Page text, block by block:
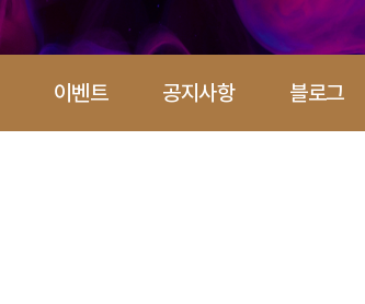
이벤트 공지사항 블로그